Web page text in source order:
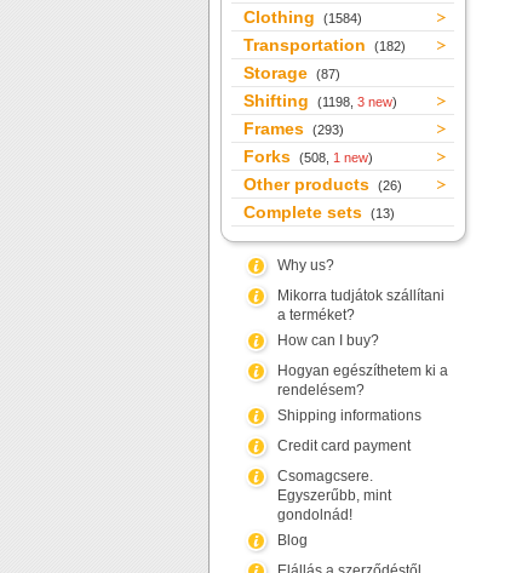
Clothing (1584)
Transportation (182)
Storage (87)
Shifting (1198, 3 new)
Frames (293)
Forks (508, 1 new)
Other products (26)
Complete sets (13)
Why us?
Mikorra tudjátok szállítani
a terméket?
How can I buy?
Hogyan egészíthetem ki a
rendelésem?
Shipping informations
Credit card payment
Csomagcsere.
Egyszerűbb, mint
gondolnád!
Blog